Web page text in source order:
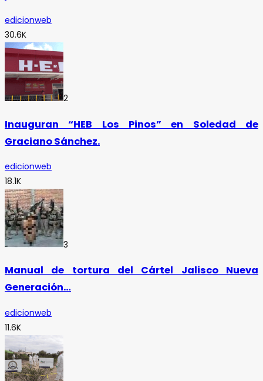
edicionweb
30.6K
2
Inauguran “HEB Los Pinos” en Soledad de
Graciano Sánchez.
edicionweb
18.1K
3
Manual de tortura del Cártel Jalisco Nueva
Generación…
edicionweb
11.6K